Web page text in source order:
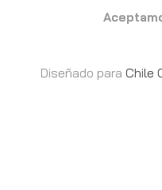
Diseñado para Chile